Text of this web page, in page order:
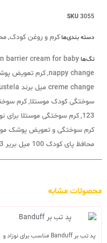
SKU3055
دسته بندی‌هاکرم و روغن کودک,
تگ‌هاbarrier cream for baby
nappy change
,کرم تعویض
creme change میل برند Mustela
سوختگی کودک موستلا,کرم
123
,کرم سوختگی موستلا برای
کرم سوختگی و تعویض پوشک
محافظ پای کودک 100 میل بریر 3 2 1 موستلا
محصولات مشابه
پد تب بر Banduff مناسب برای نوزاد و